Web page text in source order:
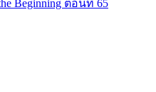
Beginning ตอนที่ 65